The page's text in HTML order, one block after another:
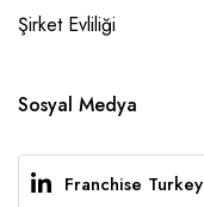
Şirket Evliliği
Sosyal Medya
Franchise Turkey